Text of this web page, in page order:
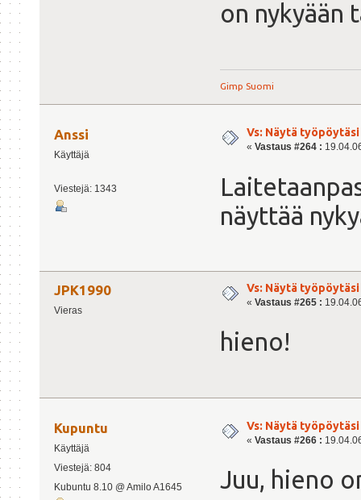
on nykyään
Gimp Suomi
Anssi
Käyttäjä
Viestejä: 1343
Vs: Näytä työpöytäsi
« Vastaus #264 :
näyttää
JPK1990
Vieras
Vs: Näytä työpöytäsi
« Vastaus #265 :
hieno!
Kupuntu
Käyttäjä
Viestejä: 804
Kubuntu 8.10 @ Amilo A1645
Vs: Näytä työpöytäsi
« Vastaus #266 :
Juu, hieno